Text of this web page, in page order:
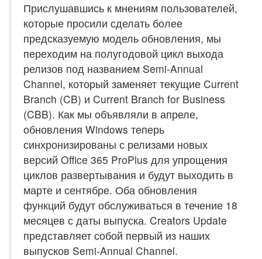
Прислушавшись к мнениям пользователей,
которые просили сделать более
предсказуемую модель обновления, мы
переходим на полугодовой цикл выхода
релизов под названием Semi-Annual
Channel, который заменяет текущие Current
Branch (CB) и Current Branch for Business
(CBB). Как мы объявляли в апреле,
обновления Windows теперь
синхронизированы с релизами новых
версий Office 365 ProPlus для упрощения
циклов развертывания и будут выходить в
марте и сентябре. Оба обновления
функций будут обслуживаться в течение 18
месяцев с даты выпуска. Creators Update
представляет собой первый из наших
выпусков Semi-Annual Channel.